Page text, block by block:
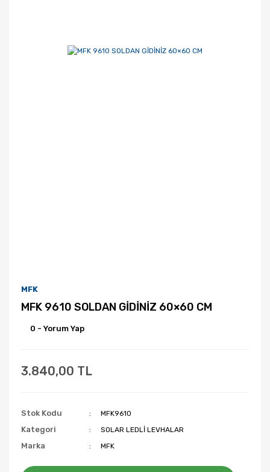
MFK
MFK 9610 SOLDAN GİDİNİZ 60×60 CM
0 - Yorum Yap
3.840,00 TL
Stok Kodu MFK9610
Kategori SOLAR LEDLİ LEVHALAR
Marka MFK